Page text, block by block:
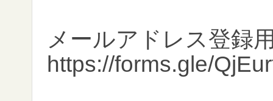
メールアドレス登録
https://forms.gle/